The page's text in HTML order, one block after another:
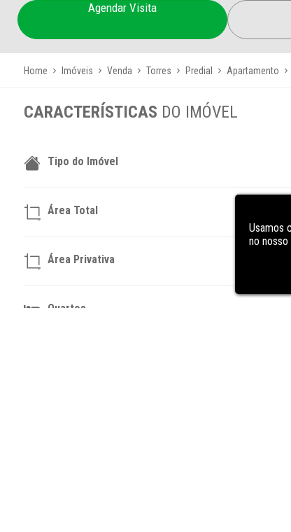
Agendar Visita
Home Imóveis Venda Torres Predial Apartamento
CARACTERÍSTICAS DO IMÓVEL
Tipo do Imóvel
Área Total
Área Privativa
Quartos
Usamos
no